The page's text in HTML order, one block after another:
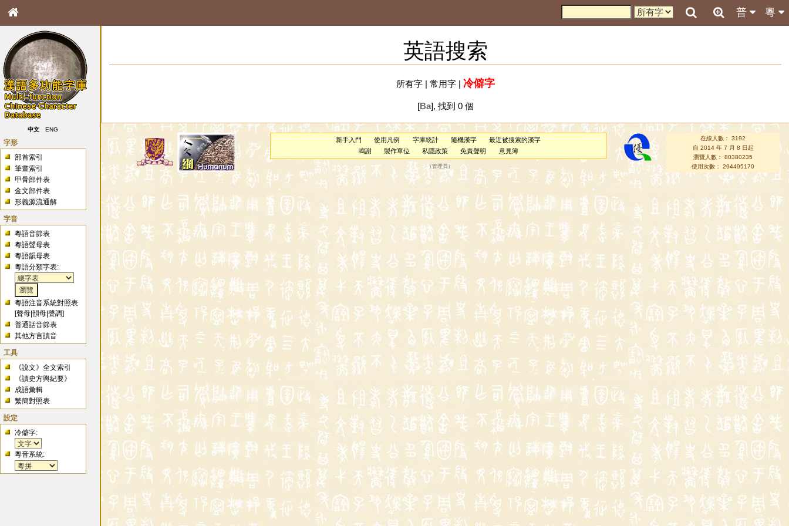
粵
普
中文 ENG
字形
部首索引
筆畫索引
甲骨部件表
金文部件表
形義源流通解
字音
粵語音節表
粵語聲母表
粵語韻母表
粵語分類字表:
粵語注音系統對照表
[聲母 |韻母 |聲調]
普通話音節表
其他方言讀音
工具
《說文》全文索引
《讀史方輿紀要》
成語彙輯
繁簡對照表
設定
冷僻字:
粵音系統:
英語搜索
所有字| 常用字| 冷僻字
[Ba], 找到 0 個
新手入門 使用凡例 字庫統計 隨機漢字
最近被搜索的漢字
鳴謝
製作單位 私隱政策 免責聲明 意見簿
（管理員 ）
在線人數： 3192
自 2014 年 7 月 8 日起
瀏覽人數： 80380235
使用次數： 294495170